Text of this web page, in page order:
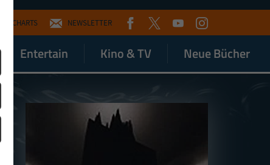
CHARTS NEWSLETTER FACEBOOKTWITTERYOUTUBEINSTAGRAM
Entertain Kino & TV Neue Bücher